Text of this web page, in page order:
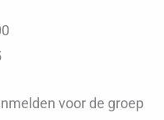
voor de groep